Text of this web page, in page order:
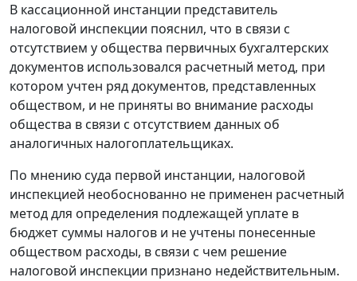
В кассационной инстанции представитель
налоговой инспекции пояснил, что в связи с
отсутствием у общества первичных бухгалтерских
документов использовался расчетный метод, при
котором учтен ряд документов, представленных
обществом, и не приняты во внимание расходы
общества в связи с отсутствием данных об
аналогичных налогоплательщиках.
По мнению суда первой инстанции, налоговой
инспекцией необоснованно не применен расчетный
метод для определения подлежащей уплате в
бюджет суммы налогов и не учтены понесенные
обществом расходы, в связи с чем решение
налоговой инспекции признано недействительным.